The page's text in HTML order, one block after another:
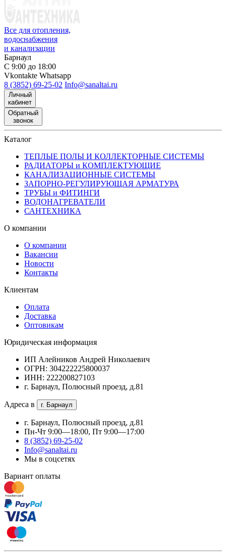
Все для отопления,
водоснабжения
и канализации
Барнаул
С 9:00 до 18:00
Vkontakte Whatsapp
8 (3852) 69-25-02 Info@sanaltai.ru
Личный
кабинет
Обратный
звонок
Каталог
ТЕПЛЫЕ ПОЛЫ И КОЛЛЕКТОРНЫЕ СИСТЕМЫ
РАДИАТОРЫ и КОМПЛЕКТУЮЩИЕ
КАНАЛИЗАЦИОННЫЕ СИСТЕМЫ
ЗАПОРНО-РЕГУЛИРУЮЩАЯ АРМАТУРА
ТРУБЫ и ФИТИНГИ
ВОДОНАГРЕВАТЕЛИ
САНТЕХНИКА
О компании
О компании
Вакансии
Новости
Контакты
Клиентам
Оплата
Доставка
Оптовикам
Юридическая информация
ИП Алейников Андрей Николаевич
ОГРН: 304222225800037
ИНН: 222200827103
г. Барнаул, Полюсный проезд, д.81
Адреса в г. Барнаул
г. Барнаул, Полюсный проезд, д.81
Пн-Чт 9:00—18:00, Пт 9:00—17:00
8 (3852) 69-25-02
Info@sanaltai.ru
Мы в соцсетях
Вариант оплаты